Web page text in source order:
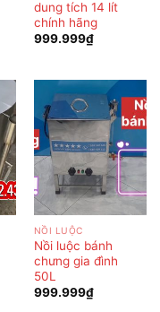
dung tích 14 lít
chính hãng
999.999₫
NỒI LUỘC
Nồi luộc bánh
chưng gia đình
50L
999.999₫